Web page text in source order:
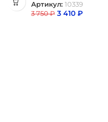
Артикул: 10339
3 750₽ 3 410 ₽